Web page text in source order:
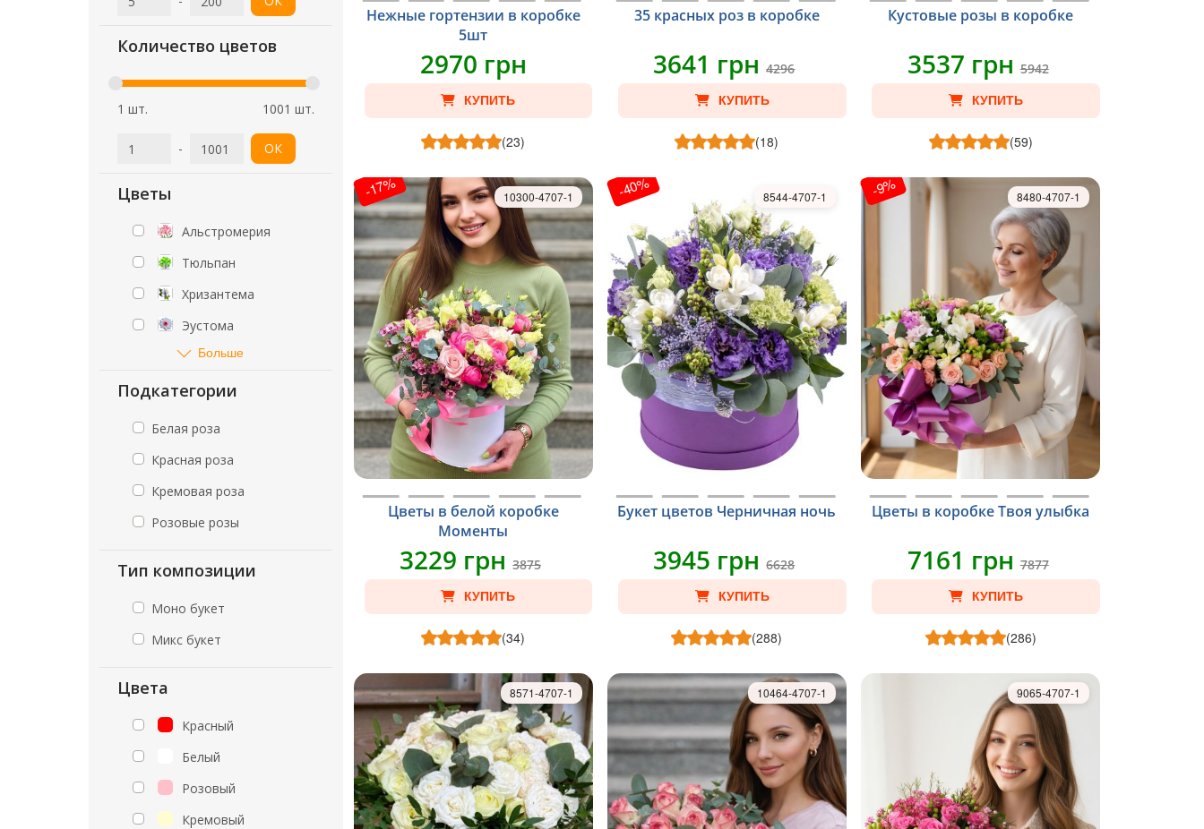
Количество цветов
1 шт. 1001 шт.
- ОК
Цветы
Альстромерия
Тюльпан
Хризантема
Эустома
Больше
Подкатегории
Белая роза
Красная роза
Кремовая роза
Розовые розы
Тип композиции
Моно букет
Микс букет
Цвета
Красный
Белый
Розовый
Кремовый
Нежные гортензии в коробке
5шт
2970 грн
КУПИТЬ
(23)
35 красных роз в коробке
3641 грн4296
КУПИТЬ
(18)
Кустовые розы в коробке
3537 грн5942
КУПИТЬ
(59)
-17%
Цветы в белой коробке
Моменты
10300-4707-1
3229 грн3875
КУПИТЬ
(34)
-40%
Букет цветов Черничная ночь
8544-4707-1
3945 грн6628
КУПИТЬ
(288)
-9%
Цветы в коробке Твоя улыбка
8480-4707-1
7161 грн7877
КУПИТЬ
(286)
8571-4707-1 10464-4707-1 9065-4707-1